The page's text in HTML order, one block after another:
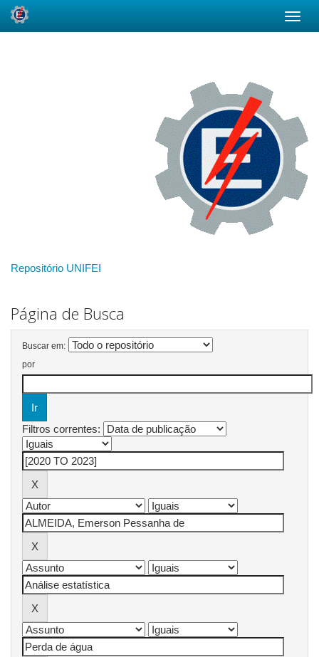
Repositório UNIFEI
Página de Busca
Buscar em:
por
Filtros correntes: